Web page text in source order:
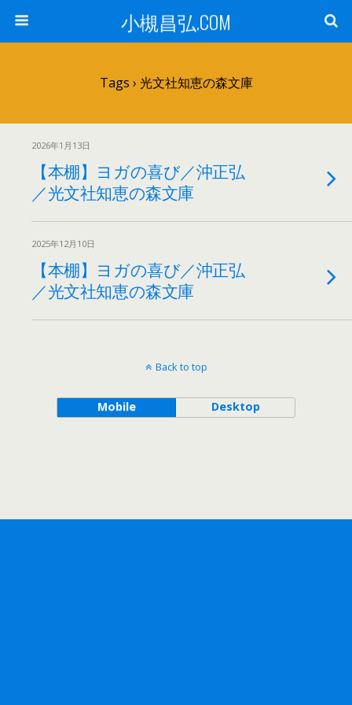
小槻昌弘.COM
Tags › 光文社知恵の森文庫
2026年1月13日
【本棚】ヨガの喜び／沖正弘
／光文社知恵の森文庫
2025年12月10日
【本棚】ヨガの喜び／沖正弘
／光文社知恵の森文庫
Back to top
Mobile Desktop